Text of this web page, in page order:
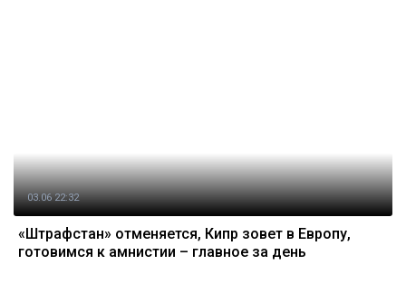
03.06 22:32
«Штрафстан» отменяется, Кипр зовет в Европу,
готовимся к амнистии – главное за день